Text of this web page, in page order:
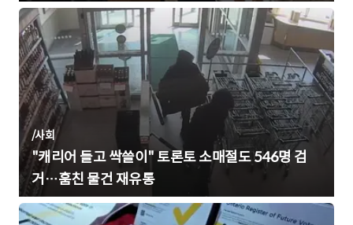
/사회
"캐리어 들고 싹쓸이" 토론토 소매절도 546명 검
거…훔친 물건 재유통